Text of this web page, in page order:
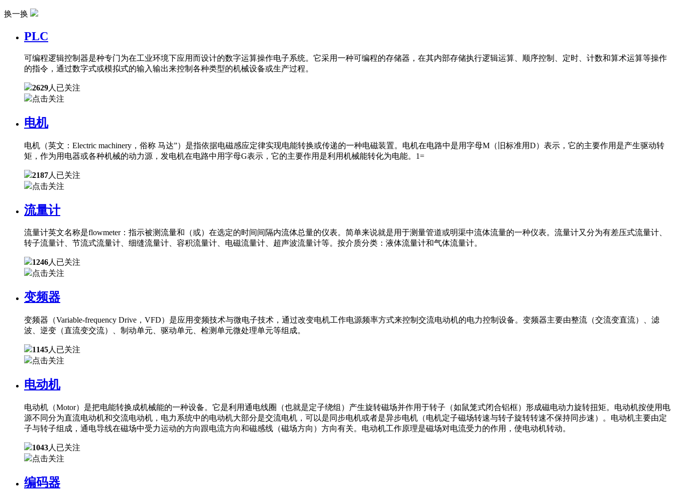
换一换
PLC
可编程逻辑控制器是种专门为在工业环境下应用而设计的数字运算操作电子系统。它采用一种可编程的存储器，在其内部存储执行逻辑运算、顺序控制、定时、计数和算术运算等操作
的指令，通过数字式或模拟式的输入输出来控制各种类型的机械设备或生产过程。
2629人已关注
点击关注
电机
电机（英文：Electric machinery，俗称 马达”）是指依据电磁感应定律实现电能转换或传递的一种电磁装置。电机在电路中是用字母M（旧标准用D）表示，它的主要作用是产生驱动转
矩，作为用电器或各种机械的动力源，发电机在电路中用字母G表示，它的主要作用是利用机械能转化为电能。1=
2187人已关注
点击关注
流量计
流量计英文名称是flowmeter：指示被测流量和（或）在选定的时间间隔内流体总量的仪表。简单来说就是用于测量管道或明渠中流体流量的一种仪表。流量计又分为有差压式流量计、
转子流量计、节流式流量计、细缝流量计、容积流量计、电磁流量计、超声波流量计等。按介质分类：液体流量计和气体流量计。
1246人已关注
点击关注
变频器
变频器（Variable-frequency Drive，VFD）是应用变频技术与微电子技术，通过改变电机工作电源频率方式来控制交流电动机的电力控制设备。变频器主要由整流（交流变直流）、滤
波、逆变（直流变交流）、制动单元、驱动单元、检测单元微处理单元等组成。
1145人已关注
点击关注
电动机
电动机（Motor）是把电能转换成机械能的一种设备。它是利用通电线圈（也就是定子绕组）产生旋转磁场并作用于转子（如鼠笼式闭合铝框）形成磁电动力旋转扭矩。电动机按使用电
源不同分为直流电动机和交流电动机，电力系统中的电动机大部分是交流电机，可以是同步电机或者是异步电机（电机定子磁场转速与转子旋转转速不保持同步速）。电动机主要由定
子与转子组成，通电导线在磁场中受力运动的方向跟电流方向和磁感线（磁场方向）方向有关。电动机工作原理是磁场对电流受力的作用，使电动机转动。
1043人已关注
点击关注
编码器